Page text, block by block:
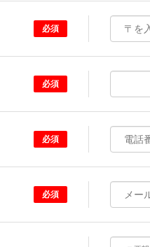
必須
必須
必須
必須